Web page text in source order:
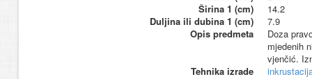
Širina 1 (cm)
14.2
Duljina ili dubina 1 (cm)
7.9
Opis predmeta
Doza
mjedenih
vjenčić.
Tehnika izrade